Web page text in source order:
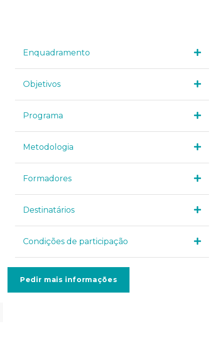
Enquadramento
Objetivos
Programa
Metodologia
Formadores
Destinatários
Condições de participação
Pedir mais informações